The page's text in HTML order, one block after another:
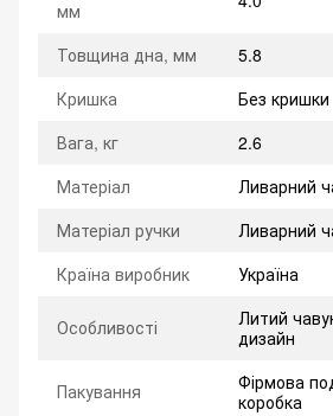
мм
Товщина дна, мм
5.8
Кришка
Без кришки
Вага, кг
2.6
Матеріал
Ливарний
Матеріал ручки
Ливарний
Країна виробник
Україна
Особливості
Литий
дизайн
Пакування
Фірмова
коробка